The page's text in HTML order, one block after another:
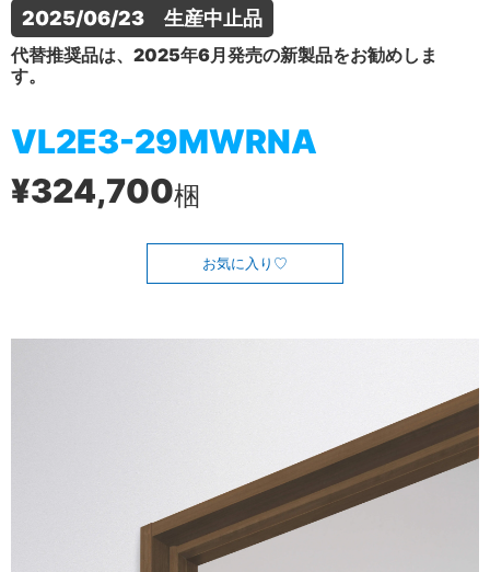
2025/06/23　生産中止品
代替推奨品は、2025年6月発売の新製品をお勧めしま
す。
VL2E3-29MWRNA
¥324,700梱
お気に入り